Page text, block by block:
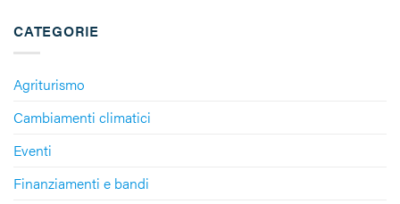
CATEGORIE
Agriturismo
Cambiamenti climatici
Eventi
Finanziamenti e bandi